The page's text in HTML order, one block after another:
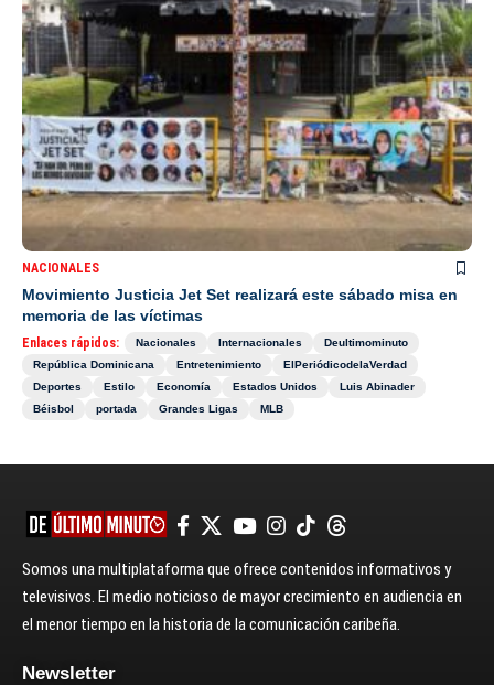
NACIONALES
Movimiento Justicia Jet Set realizará este sábado misa en
memoria de las víctimas
Enlaces rápidos: Nacionales Internacionales
Deultimominuto
República Dominicana
Entretenimiento
ElPeriódicodelaVerdad
Deportes
Estilo Economía Estados Unidos
Luis Abinader
Béisbol
portada Grandes Ligas MLB
Somos una multiplataforma que ofrece contenidos informativos y
televisivos. El medio noticioso de mayor crecimiento en audiencia en
el menor tiempo en la historia de la comunicación caribeña.
Newsletter